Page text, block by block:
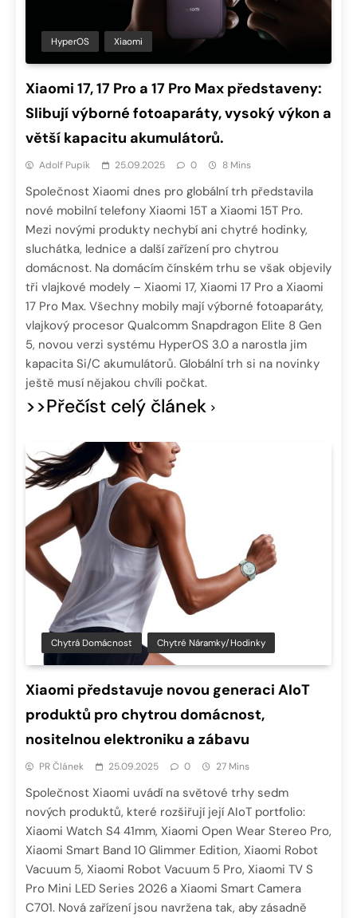
HyperOS Xiaomi
Xiaomi 17, 17 Pro a 17 Pro Max představeny:
Slibují výborné fotoaparáty, vysoký výkon a
větší kapacitu akumulátorů.
Adolf Pupík 25.09.2025 0 8 Mins
Společnost Xiaomi dnes pro globální trh představila
nové mobilní telefony Xiaomi 15T a Xiaomi 15T Pro.
Mezi novými produkty nechybí ani chytré hodinky,
sluchátka, lednice a další zařízení pro chytrou
domácnost. Na domácím čínském trhu se však objevily
tři vlajkové modely – Xiaomi 17, Xiaomi 17 Pro a Xiaomi
17 Pro Max. Všechny mobily mají výborné fotoaparáty,
vlajkový procesor Qualcomm Snapdragon Elite 8 Gen
5, novou verzi systému HyperOS 3.0 a narostla jim
kapacita Si/C akumulátorů. Globální trh si na novinky
ještě musí nějakou chvíli počkat.
>>Přečíst celý článek
Chytrá Domácnost Chytré Náramky/hodinky
Xiaomi představuje novou generaci AIoT
produktů pro chytrou domácnost,
nositelnou elektroniku a zábavu
PR Článek 25.09.2025 0 27 Mins
Společnost Xiaomi uvádí na světové trhy sedm
nových produktů, které rozšiřují její AIoT portfolio:
Xiaomi Watch S4 41mm, Xiaomi Open Wear Stereo Pro,
Xiaomi Smart Band 10 Glimmer Edition, Xiaomi Robot
Vacuum 5, Xiaomi Robot Vacuum 5 Pro, Xiaomi TV S
Pro Mini LED Series 2026 a Xiaomi Smart Camera
C701. Nová zařízení jsou navržena tak, aby zásadně